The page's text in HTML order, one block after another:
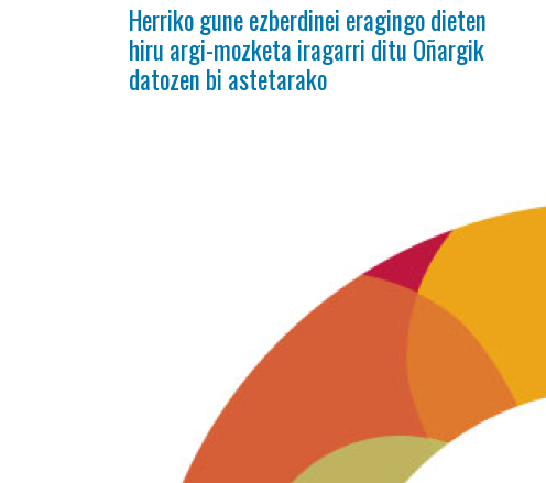
Herriko gune ezberdinei eragingo dieten
hiru argi-mozketa iragarri ditu Oñargik
datozen bi astetarako